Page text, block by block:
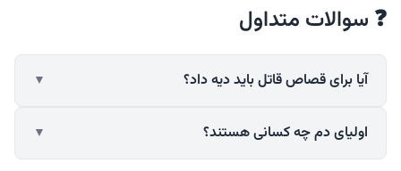
❓ سوالات متداول
آیا برای قصاص قاتل باید دیه داد؟ ▼
📝 خلاصه پاسخ (150 کلمه)
...
اولیای دم چه کسانی هستند؟ ▼